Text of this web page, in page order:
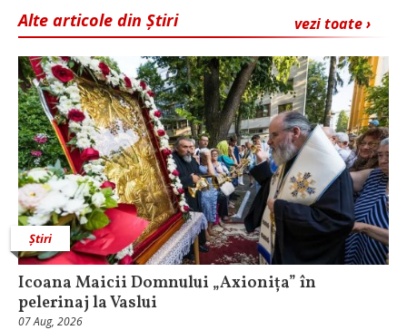
vezi toate ›
Alte articole din Știri
Știri
Icoana Maicii Domnului „Axionița” în
pelerinaj la Vaslui
07 Aug, 2026